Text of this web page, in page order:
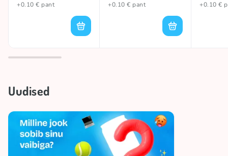
+0.10 € pant
+0.10 € pant
+0.10 €
Uudised